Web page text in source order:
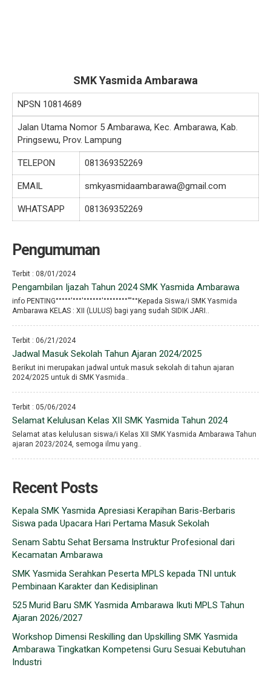
SMK Yasmida Ambarawa
NPSN 10814689
Jalan Utama Nomor 5 Ambarawa, Kec. Ambarawa, Kab.
Pringsewu, Prov. Lampung
TELEPON 081369352269
EMAIL smkyasmidaambarawa@gmail.com
WHATSAPP 081369352269
Pengumuman
Terbit : 08/01/2024
Pengambilan Ijazah Tahun 2024 SMK Yasmida Ambarawa
info PENTING°°°°°′°°°′°°°°°°′°°°°°°°°′′′°°Kepada Siswa/i SMK Yasmida
Ambarawa KELAS : XII (LULUS) bagi yang sudah SIDIK JARI..
Terbit : 06/21/2024
Jadwal Masuk Sekolah Tahun Ajaran 2024/2025
Berikut ini merupakan jadwal untuk masuk sekolah di tahun ajaran
2024/2025 untuk di SMK Yasmida..
Terbit : 05/06/2024
Selamat Kelulusan Kelas XII SMK Yasmida Tahun 2024
Selamat atas kelulusan siswa/i Kelas XII SMK Yasmida Ambarawa Tahun
ajaran 2023/2024, semoga ilmu yang..
Recent Posts
Kepala SMK Yasmida Apresiasi Kerapihan Baris-Berbaris
Siswa pada Upacara Hari Pertama Masuk Sekolah
Senam Sabtu Sehat Bersama Instruktur Profesional dari
Kecamatan Ambarawa
SMK Yasmida Serahkan Peserta MPLS kepada TNI untuk
Pembinaan Karakter dan Kedisiplinan
525 Murid Baru SMK Yasmida Ambarawa Ikuti MPLS Tahun
Ajaran 2026/2027
Workshop Dimensi Reskilling dan Upskilling SMK Yasmida
Ambarawa Tingkatkan Kompetensi Guru Sesuai Kebutuhan
Industri